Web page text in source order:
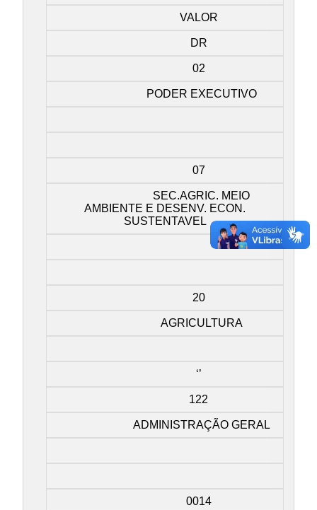
VALOR
DR
02
PODER EXECUTIVO
07
SEC.AGRIC. MEIO
AMBIENTE E DESENV. ECON.
SUSTENTAVEL
20
AGRICULTURA
‘’
122
ADMINISTRAÇÃO GERAL
0014